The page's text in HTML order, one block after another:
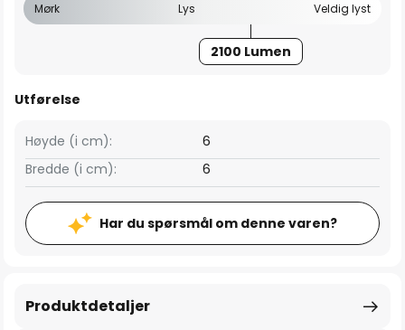
Mørk Lys Veldig lyst
2100 Lumen
Utførelse
Bredde (i cm): 6
Høyde (i cm): 6
Har du spørsmål om denne varen?
Produktdetaljer